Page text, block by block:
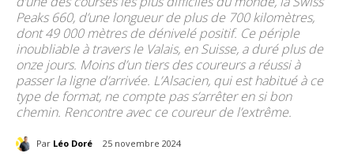
Peaks 660, d’une longueur de plus de 700 kilomètres,
dont 49 000 mètres de dénivelé positif. Ce périple
inoubliable à travers le Valais, en Suisse, a duré plus de
onze jours. Moins d’un tiers des coureurs a réussi à
passer la ligne d’arrivée. L’Alsacien, qui est habitué à ce
type de format, ne compte pas s’arrêter en si bon
chemin. Rencontre avec ce coureur de l’extrême.
Par Léo Doré 25 novembre 2024